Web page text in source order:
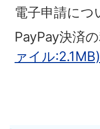
電子申請につ
PayPay決済
ァイル:2.1MB)